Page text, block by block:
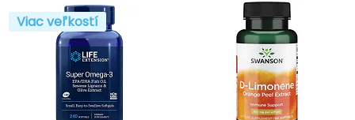
Viac veľkostí